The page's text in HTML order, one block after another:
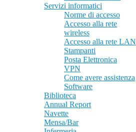
Servizi informatici
Norme di accesso
Accesso alla rete
wireless
Accesso alla rete LAN
Stampanti
Posta Elettronica
VPN
Come avere assistenza
Software
Biblioteca
Annual Report
Navette
Mensa/Bar